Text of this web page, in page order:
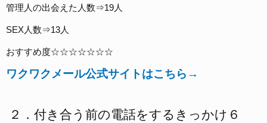
管理人の出会えた人数⇒19人
SEX人数⇒13人
おすすめ度☆☆☆☆☆☆☆
ワクワクメール公式サイトはこちら→
２．付き合う前の電話をするきっかけ６